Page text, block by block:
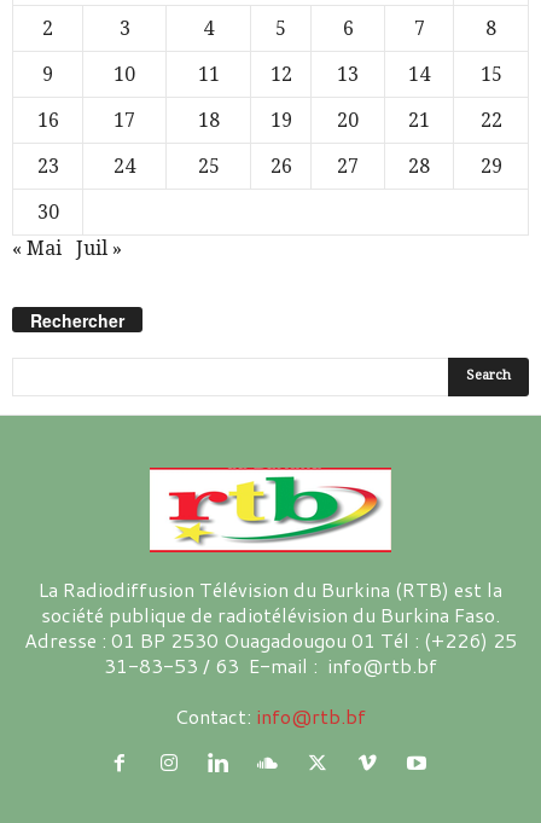
2
3 4 5 6 7
8
9
10 11 12 13 14
15
16
17 18 19 20 21
22
23
24 25 26 27 28
29
30
« Mai
Juil »
Rechercher
La Radiodiffusion Télévision du Burkina (RTB) est la
société publique de radiotélévision du Burkina Faso.
Adresse : 01 BP 2530 Ouagadougou 01 Tél : (+226) 25
31-83-53 / 63 E-mail : info@rtb.bf
Contact: info@rtb.bf